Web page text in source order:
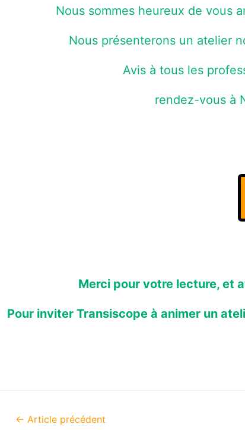
Nous sommes heureux de vous
Nous présenterons un atelier
Avis à tous les
rendez-vous à
Merci pour votre lecture, et
Pour inviter Transiscope à animer un
← Article précédent